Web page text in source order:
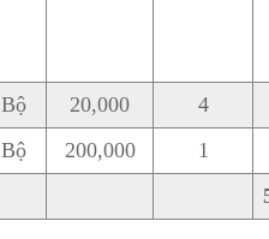
Bộ 20,000
4
Bộ 200,000
1